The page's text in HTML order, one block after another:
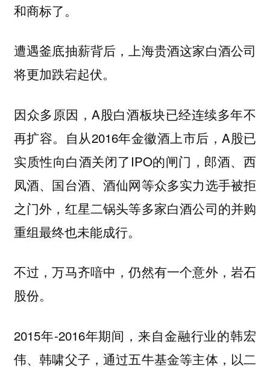
和商标了。
遭遇釜底抽薪背后，上海贵酒这家白酒公司
将更加跌宕起伏。
因众多原因，A股白酒板块已经连续多年不
再扩容。自从2016年金徽酒上市后，A股已
实质性向白酒关闭了IPO的闸门，郎酒、西
凤酒、国台酒、酒仙网等众多实力选手被拒
之门外，红星二锅头等多家白酒公司的并购
重组最终也未能成行。
不过，万马齐喑中，仍然有一个意外，岩石
股份。
2015年-2016年期间，来自金融行业的韩宏
伟、韩啸父子，通过五牛基金等主体，以二